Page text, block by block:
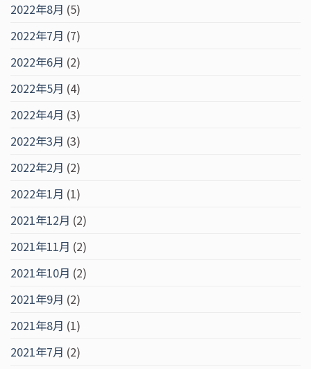
2022年8月 (5)
2022年7月 (7)
2022年6月 (2)
2022年5月 (4)
2022年4月 (3)
2022年3月 (3)
2022年2月 (2)
2022年1月 (1)
2021年12月 (2)
2021年11月 (2)
2021年10月 (2)
2021年9月 (2)
2021年8月 (1)
2021年7月 (2)